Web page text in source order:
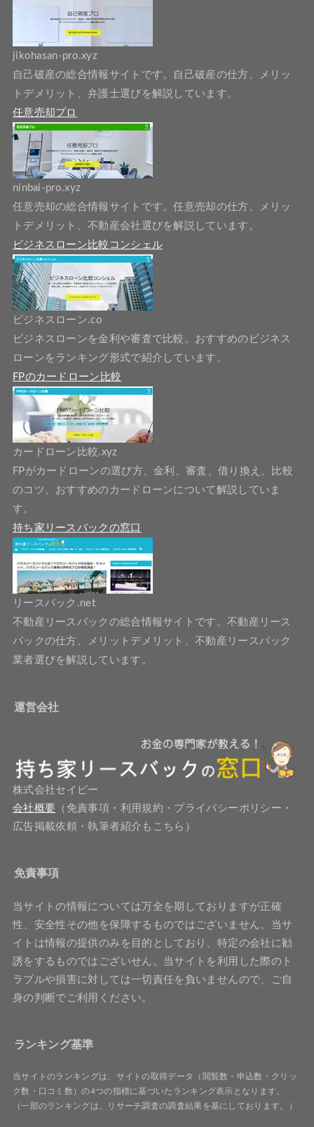
jikohasan-pro.xyz
自己破産の総合情報サイトです。自己破産の仕方、メリッ
トデメリット、弁護士選びを解説しています。
任意売却プロ
ninbai-pro.xyz
任意売却の総合情報サイトです。任意売却の仕方、メリッ
トデメリット、不動産会社選びを解説しています。
ビジネスローン比較コンシェル
ビジネスローン.co
ビジネスローンを金利や審査で比較。おすすめのビジネス
ローンをランキング形式で紹介しています。
FPのカードローン比較
カードローン比較.xyz
FPがカードローンの選び方、金利、審査、借り換え、比較
のコツ、おすすめのカードローンについて解説していま
す。
持ち家リースバックの窓口
リースバック.net
不動産リースバックの総合情報サイトです。不動産リース
バックの仕方、メリットデメリット、不動産リースバック
業者選びを解説しています。
運営会社
株式会社セイビー
会社概要 （免責事項・利用規約・プライバシーポリシー・
広告掲載依頼・執筆者紹介もこちら）
免責事項
当サイトの情報については万全を期しておりますが正確
性、安全性その他を保障するものではございません。当サ
イトは情報の提供のみを目的としており、特定の会社に勧
誘をするものではございせん。当サイトを利用した際のト
ラブルや損害に対しては一切責任を負いませんので、ご自
身の判断でご利用ください。
ランキング基準
当サイトのランキングは、サイトの取得データ（閲覧数・申込数・クリッ
ク数・口コミ数）の4つの指標に基づいたランキング表示となります。
（一部のランキングは、リサーチ調査の調査結果を基にしております。）